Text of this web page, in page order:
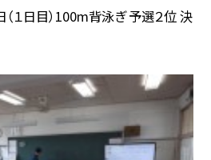
１日目）100m背泳ぎ 予選２位 決